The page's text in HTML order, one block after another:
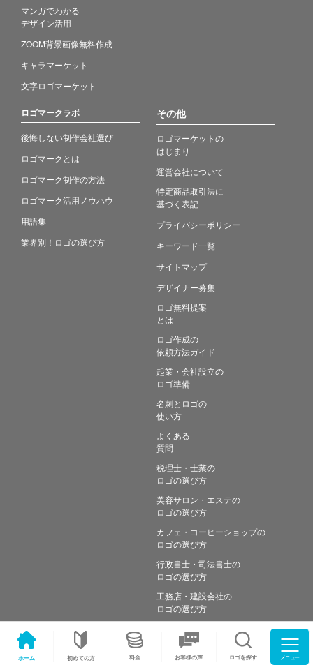
ホーム 初めての方 料金 お客様の声 ロゴを探す メニュー
マンガでわかる
デザイン活用
ZOOM背景画像無料作成
キャラマーケット
文字ロゴマーケット
ロゴマークラボ
後悔しない制作会社選び
ロゴマークとは
ロゴマーク制作の方法
ロゴマーク活用ノウハウ
用語集
業界別！ロゴの選び方
その他
ロゴマーケットの
はじまり
運営会社について
特定商品取引法に
基づく表記
プライバシーポリシー
キーワード一覧
サイトマップ
デザイナー募集
ロゴ無料提案
とは
ロゴ作成の
依頼方法ガイド
起業・会社設立の
ロゴ準備
名刺とロゴの
使い方
よくある
質問
税理士・士業の
ロゴの選び方
美容サロン・エステの
ロゴの選び方
カフェ・コーヒーショップの
ロゴの選び方
行政書士・司法書士の
ロゴの選び方
工務店・建設会社の
ロゴの選び方
Copyright © Simple works Inc. All Rights Reserved.